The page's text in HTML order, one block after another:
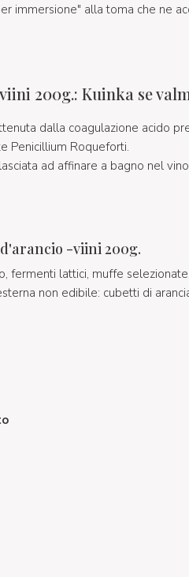
immersione" alla toma che ne
200g.: Kuinka se
dalla coagulazione acido
Penicillium Roqueforti.
ad affinare a bagno nel
-viini 200g.
fermenti lattici, muffe
non edibile: cubetti di